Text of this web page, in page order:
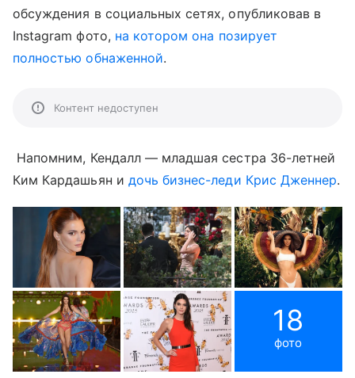
обсуждения в социальных сетях, опубликовав в
Instagram фото, на котором она позирует
полностью обнаженной.
Контент недоступен
Напомним, Кендалл — младшая сестра 36-летней
Ким Кардашьян и дочь бизнес-леди Крис Дженнер.
18
фото